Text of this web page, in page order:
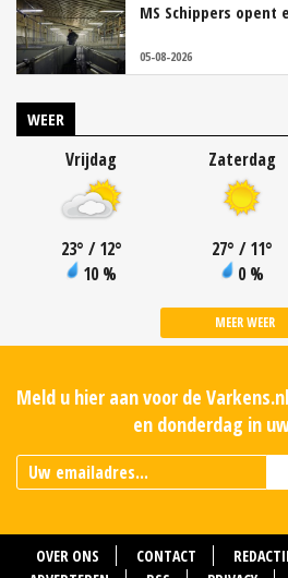
MS Schippers
05-08-2026
WEER
Vrijdag
23° / 12°
10 %
Zaterdag
27° / 11°
0 %
MEER WEER
Meld u hier aan voor de
en donderdag in
OVER ONS CONTACT